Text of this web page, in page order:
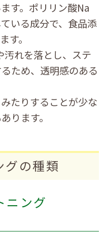
す。ポリリン酸Na
いる成分で、食品添
す。
れを落とし、ステ
ため、透明感のある
たりすることが少な
ります。
グの種類
ニング